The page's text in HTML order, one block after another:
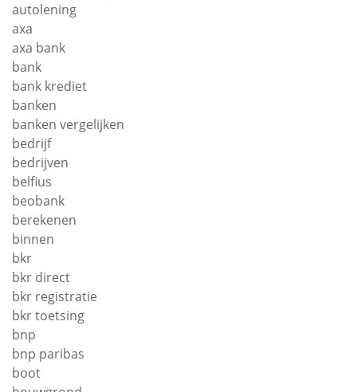
autolening
axa
axa bank
bank
bank krediet
banken
banken vergelijken
bedrijf
bedrijven
belfius
beobank
berekenen
binnen
bkr
bkr direct
bkr registratie
bkr toetsing
bnp
bnp paribas
boot